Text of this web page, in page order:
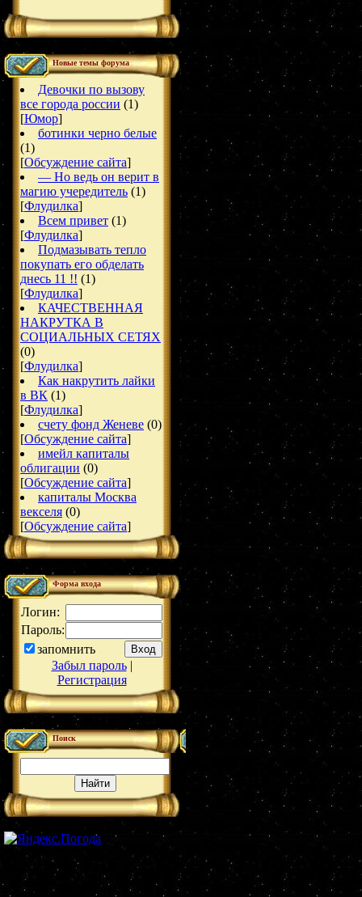
Новые темы форума
Девочки по вызову
все города россии (1)
[Юмор]
ботинки черно белые
(1)
[Обсуждение сайта]
— Но ведь он верит в
магию учередитель (1)
[Флудилка]
Всем привет (1)
[Флудилка]
Подмазывать тепло
покупать его обделать
днесь 11 !! (1)
[Флудилка]
КАЧЕСТВЕННАЯ
НАКРУТКА В
СОЦИАЛЬНЫХ СЕТЯХ
(0)
[Флудилка]
Как накрутить лайки
в ВК (1)
[Флудилка]
счету фонд Женеве (0)
[Обсуждение сайта]
имейл капиталы
облигации (0)
[Обсуждение сайта]
капиталы Москва
векселя (0)
[Обсуждение сайта]
Форма входа
Логин:
Пароль:
запомнить
Забыл пароль|
Регистрация
Поиск